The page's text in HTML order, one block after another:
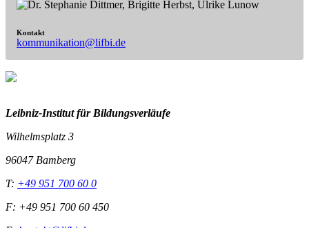
Kontakt
kommunikation@lifbi.de
Leibniz-Institut für Bildungsverläufe
Wilhelmsplatz 3
96047 Bamberg
T: +49 951 700 60 0
F: +49 951 700 60 450